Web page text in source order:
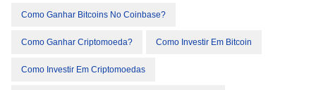
Como Ganhar Bitcoins No Coinbase?
Como Ganhar Criptomoeda? Como Investir Em Bitcoin
Como Investir Em Criptomoedas